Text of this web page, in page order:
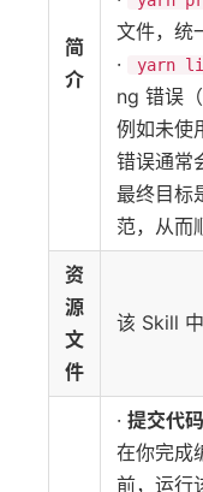
简
介
文件，统
·
yarn
ng 错误
例如未使
错误通常
最终目标
范，从而
资
源
文
件
该 Skill
· 提交代
在你完成
前，运行